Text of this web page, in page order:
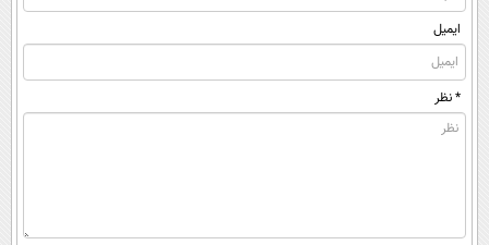
ایمیل
* نظر